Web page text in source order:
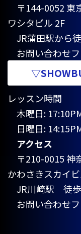
〒144-0052 東
ワシタビル 2F
JR蒲田駅から
お問い合わせフ
レッスン時間
木曜日:
日曜日:
アクセス
〒210-0015 神
かわさきスカイ
JR川崎駅 徒
お問い合わせフ